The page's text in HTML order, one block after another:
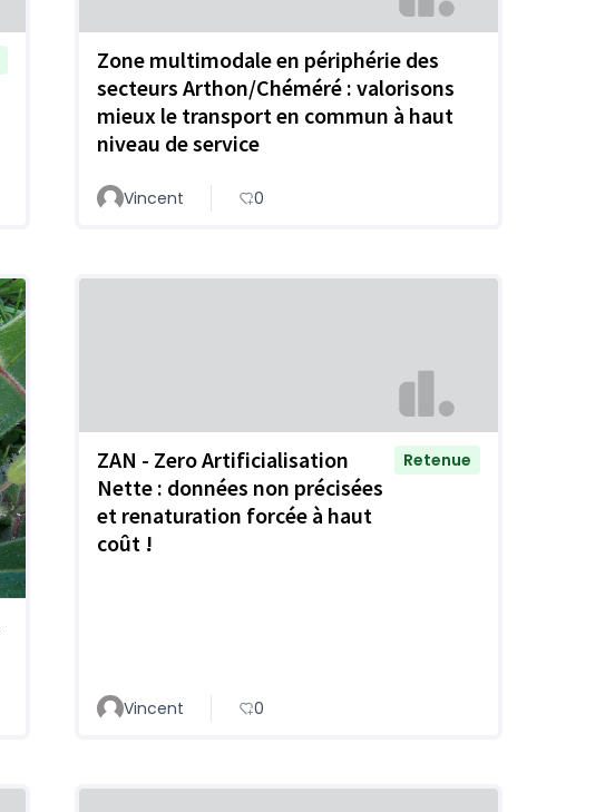
Zone multimodale en périphérie des
secteurs Arthon/Chéméré : valorisons
mieux le transport en commun à haut
niveau de service
Vincent 0
ZAN - Zero Artificialisation
Nette : données non précisées
et renaturation forcée à haut
coût !
Retenue
Vincent 0